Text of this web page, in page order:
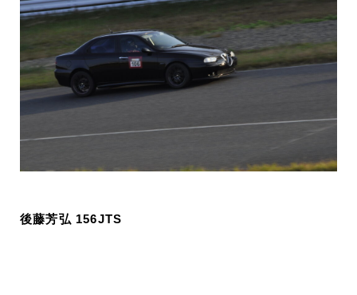
後藤芳弘 156JTS